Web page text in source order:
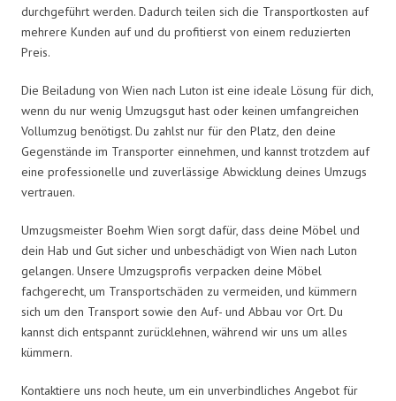
durchgeführt werden. Dadurch teilen sich die Transportkosten auf
mehrere Kunden auf und du profitierst von einem reduzierten
Preis.
Die Beiladung von Wien nach Luton ist eine ideale Lösung für dich,
wenn du nur wenig Umzugsgut hast oder keinen umfangreichen
Vollumzug benötigst. Du zahlst nur für den Platz, den deine
Gegenstände im Transporter einnehmen, und kannst trotzdem auf
eine professionelle und zuverlässige Abwicklung deines Umzugs
vertrauen.
Umzugsmeister Boehm Wien sorgt dafür, dass deine Möbel und
dein Hab und Gut sicher und unbeschädigt von Wien nach Luton
gelangen. Unsere Umzugsprofis verpacken deine Möbel
fachgerecht, um Transportschäden zu vermeiden, und kümmern
sich um den Transport sowie den Auf- und Abbau vor Ort. Du
kannst dich entspannt zurücklehnen, während wir uns um alles
kümmern.
Kontaktiere uns noch heute, um ein unverbindliches Angebot für